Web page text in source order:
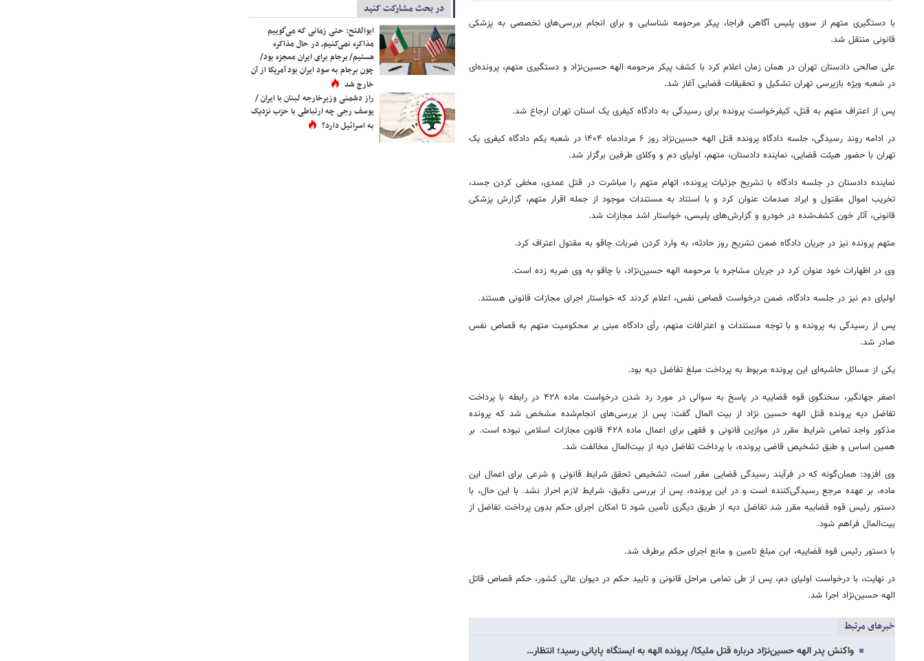
با دستگیری متهم از سوی پلیس آگاهی فراجا، پیکر مرحومه شناسایی و برای انجام بررسی‌های تخصصی به پزشکی
قانونی منتقل شد.
علی صالحی دادستان تهران در همان زمان اعلام کرد با کشف پیکر مرحومه الهه حسین‌نژاد و دستگیری متهم، پرونده‌ای
در شعبه ویژه بازپرسی تهران تشکیل و تحقیقات قضایی آغاز شد.
پس از اعتراف متهم به قتل، کیفرخواست پرونده برای رسیدگی به دادگاه کیفری یک استان تهران ارجاع شد.
در ادامه روند رسیدگی، جلسه دادگاه پرونده قتل الهه حسین‌نژاد روز ۶ مردادماه ۱۴۰۴ در شعبه یکم دادگاه کیفری یک
تهران با حضور هیئت قضایی، نماینده دادستان، متهم، اولیای دم و وکلای طرفین برگزار شد.
نماینده دادستان در جلسه دادگاه با تشریح جزئیات پرونده، اتهام متهم را مباشرت در قتل عمدی، مخفی کردن جسد،
تخریب اموال مقتول و ایراد صدمات عنوان کرد و با استناد به مستندات موجود از جمله اقرار متهم، گزارش پزشکی
قانونی، آثار خون کشف‌شده در خودرو و گزارش‌های پلیسی، خواستار اشد مجازات شد.
متهم پرونده نیز در جریان دادگاه ضمن تشریح روز حادثه، به وارد کردن ضربات چاقو به مقتول اعتراف کرد.
وی در اظهارات خود عنوان کرد در جریان مشاجره با مرحومه الهه حسین‌نژاد، با چاقو به وی ضربه زده است.
اولیای دم نیز در جلسه دادگاه، ضمن درخواست قصاص نفس، اعلام کردند که خواستار اجرای مجازات قانونی هستند.
پس از رسیدگی به پرونده و با توجه مستندات و اعترافات متهم، رأی دادگاه مبنی بر محکومیت متهم به قصاص نفس
صادر شد.
یکی از مسائل حاشیه‌ای این پرونده مربوط به پرداخت مبلغ تفاضل دیه بود.
اصغر جهانگیر، سخنگوی قوه قضاییه در پاسخ به سوالی در مورد رد شدن درخواست ماده ۴۲۸ در رابطه با پرداخت
تفاضل دیه پرونده قتل الهه حسین نژاد از بیت المال گفت: پس از بررسی‌های انجام‌شده مشخص شد که پرونده
مذکور واجد تمامی شرایط مقرر در موازین قانونی و فقهی برای اعمال ماده ۴۲۸ قانون مجازات اسلامی نبوده است. بر
همین اساس و طبق تشخیص قاضی پرونده، با پرداخت تفاضل دیه از بیت‌المال مخالفت شد.
وی افزود: همان‌گونه که در فرآیند رسیدگی قضایی مقرر است، تشخیص تحقق شرایط قانونی و شرعی برای اعمال این
ماده، بر عهده مرجع رسیدگی‌کننده است و در این پرونده، پس از بررسی دقیق، شرایط لازم احراز نشد. با این حال، با
دستور رئیس قوه قضاییه مقرر شد تفاضل دیه از طریق دیگری تأمین شود تا امکان اجرای حکم بدون پرداخت تفاضل از
بیت‌المال فراهم شود.
با دستور رئیس قوه قضاییه، این مبلغ تامین و مانع اجرای حکم برطرف شد.
در نهایت، با درخواست اولیای دم، پس از طی تمامی مراحل قانونی و تایید حکم در دیوان عالی کشور، حکم قصاص قاتل
الهه حسین‌نژاد اجرا شد.
خبرهای مرتبط
واکنش پدر الهه حسین‌نژاد درباره قتل ملیکا/ پرونده الهه به ایستگاه پایانی رسید؛ انتظار…
در بحث مشارکت کنید
ابوالفتح: حتی زمانی که می‌گوییم
مذاکره نمی‌کنیم، در حال مذاکره
هستیم/ برجام برای ایران معجزه بود/
چون برجام به سود ایران بود آمریکا از آن
خارج شد
راز دشمنی وزیرخارجه لبنان با ایران /
یوسف رجی چه ارتباطی با حزب نزدیک
به اسرائیل دارد؟